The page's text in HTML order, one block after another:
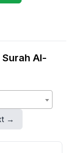
Al-
→